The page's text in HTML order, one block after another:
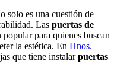
solo es una cuestión de
Las puertas de
para quienes buscan
la estética. En Hnos.
que tiene instalarpuertas